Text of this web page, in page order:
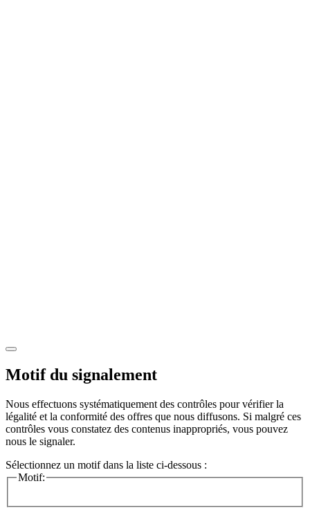
Motif du signalement
Nous effectuons systématiquement des contrôles pour vérifier la
légalité et la conformité des offres que nous diffusons. Si malgré ces
contrôles vous constatez des contenus inappropriés, vous pouvez
nous le signaler.
Sélectionnez un motif dans la liste ci-dessous :
Motif: